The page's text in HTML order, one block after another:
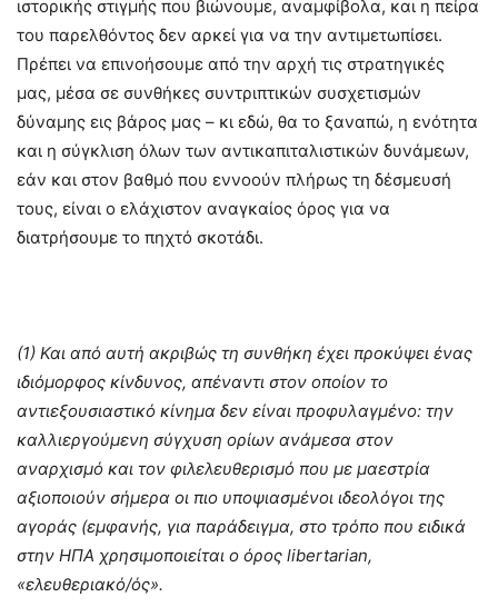
ιστορικής στιγμής που βιώνουμε, αναμφίβολα, και η πείρα
του παρελθόντος δεν αρκεί για να την αντιμετωπίσει.
Πρέπει να επινοήσουμε από την αρχή τις στρατηγικές
μας, μέσα σε συνθήκες συντριπτικών συσχετισμών
δύναμης εις βάρος μας – κι εδώ, θα το ξαναπώ, η ενότητα
και η σύγκλιση όλων των αντικαπιταλιστικών δυνάμεων,
εάν και στον βαθμό που εννοούν πλήρως τη δέσμευσή
τους, είναι ο ελάχιστον αναγκαίος όρος για να
διατρήσουμε το πηχτό σκοτάδι.
(1) Και από αυτή ακριβώς τη συνθήκη έχει προκύψει ένας
ιδιόμορφος κίνδυνος, απέναντι στον οποίον το
αντιεξουσιαστικό κίνημα δεν είναι προφυλαγμένο: την
καλλιεργούμενη σύγχυση ορίων ανάμεσα στον
αναρχισμό και τον φιλελευθερισμό που με μαεστρία
αξιοποιούν σήμερα οι πιο υποψιασμένοι ιδεολόγοι της
αγοράς (εμφανής, για παράδειγμα, στο τρόπο που ειδικά
στην ΗΠΑ χρησιμοποιείται ο όρος libertarian,
«ελευθεριακό/ός».